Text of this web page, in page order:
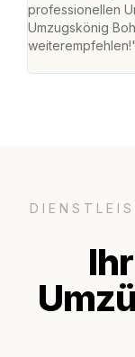
professionellen
Umzugskönig
weiterempfehlen!"